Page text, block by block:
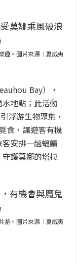
趣。圖片來源｜夏威夷
Bay），
地點；此活動
浮游生物聚集，
食，讓遊客有機
安排一趟蝠鱝
護莫娜的塔拉
游。圖片來源｜夏威夷